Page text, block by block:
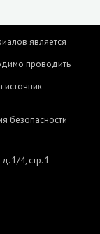
является
проводить
источник
безопасности
1/4, стр. 1